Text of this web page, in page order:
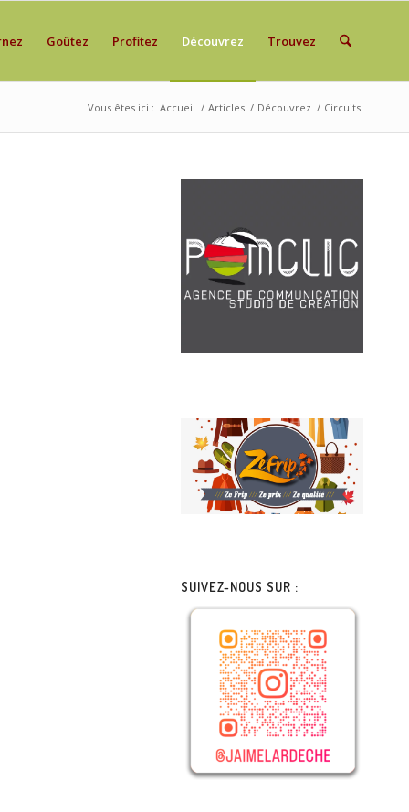
Goûtez Profitez Découvrez Trouvez
Vous êtes ici : Accueil / Articles / Découvrez / Circuits
SUIVEZ-NOUS SUR :